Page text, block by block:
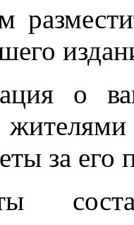
о
за его